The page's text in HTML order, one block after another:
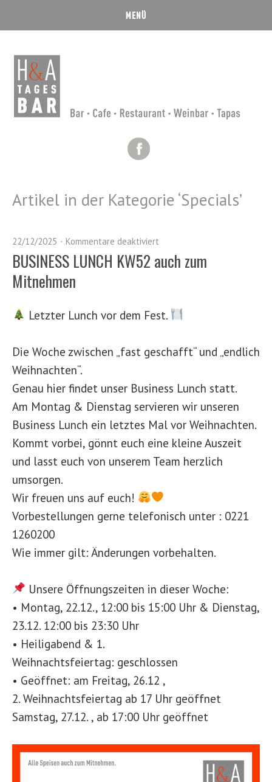
Facebook
Artikel in der Kategorie ‘Specials’
22/12/2025 Kommentare deaktiviert
BUSINESS LUNCH KW52 auch zum
Mitnehmen
Letzter Lunch vor dem Fest.
Die Woche zwischen „fast geschafft“ und „endlich
Weihnachten“.
Genau hier findet unser Business Lunch statt.
Am Montag & Dienstag servieren wir unseren
Business Lunch ein letztes Mal vor Weihnachten.
Kommt vorbei, gönnt euch eine kleine Auszeit
und lasst euch von unserem Team herzlich
umsorgen.
Wir freuen uns auf euch!
Vorbestellungen gerne telefonisch unter : 0221
1260200
Wie immer gilt: Änderungen vorbehalten.
Unsere Öffnungszeiten in dieser Woche:
• Montag, 22.12., 12:00 bis 15:00 Uhr & Dienstag,
23.12. 12:00 bis 23:30 Uhr
• Heiligabend & 1.
Weihnachtsfeiertag: geschlossen
• Geöffnet: am Freitag, 26.12 ,
2. Weihnachtsfeiertag ab 17 Uhr geöffnet
Samstag, 27.12. , ab 17:00 Uhr geöffnet